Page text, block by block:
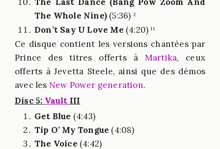
The Whole Nine) (5:36) 2
Don’t Say U Love Me (4:20)11
Ce disque contient les versions chantées par
Prince des titres offerts à Martika, ceux
offerts à Jevetta Steele, ainsi que des démos
avec les New Power generation.
Disc 5: Vault III
Get Blue (4:43)
Tip O’ My Tongue (4:08)
The Voice (4:42)